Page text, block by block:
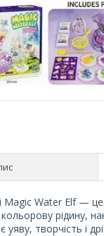
Magic Water Elf — це
рідину,
уяву, творчість і